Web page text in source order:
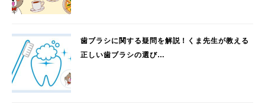
歯ブラシに関する疑問を解説！くま先生が教える
正しい歯ブラシの選び…